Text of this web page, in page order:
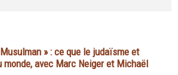
» : ce que le judaïsme et
monde, avec Marc Neiger et Michaël